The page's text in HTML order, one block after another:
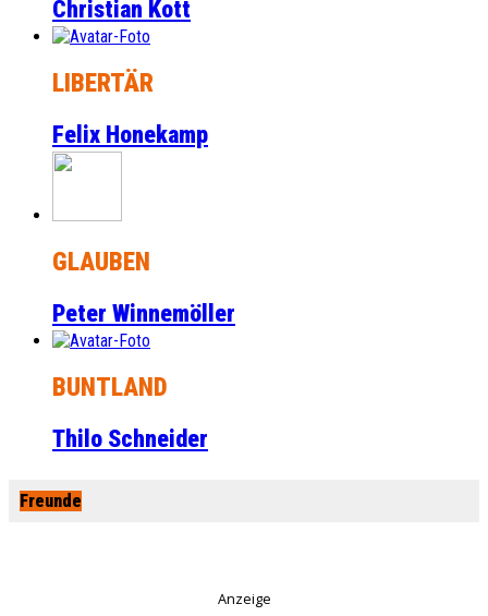
Christian Kott
LIBERTÄR
Felix Honekamp
GLAUBEN
Peter Winnemöller
BUNTLAND
Thilo Schneider
Freunde
Anzeige